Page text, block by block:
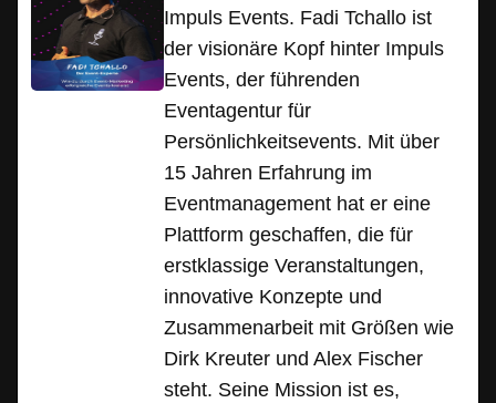
Impuls Events. Fadi Tchallo ist
der visionäre Kopf hinter Impuls
Events, der führenden
Eventagentur für
Persönlichkeitsevents. Mit über
15 Jahren Erfahrung im
Eventmanagement hat er eine
Plattform geschaffen, die für
erstklassige Veranstaltungen,
innovative Konzepte und
Zusammenarbeit mit Größen wie
Dirk Kreuter und Alex Fischer
steht. Seine Mission ist es,